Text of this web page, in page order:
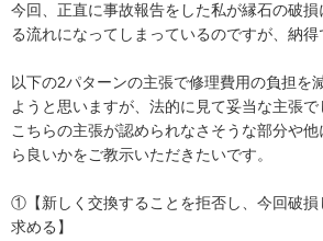
今回、正直に事故報告をした私が縁石の破
る流れになってしまっているのですが、納得
以下の2パターンの主張で修理費用の負担を
ようと思いますが、法的に見て妥当な主張で
こちらの主張が認められなさそうな部分や
ら良いかをご教示いただきたいです。
①【新しく交換することを拒否し、今回破損
求める】